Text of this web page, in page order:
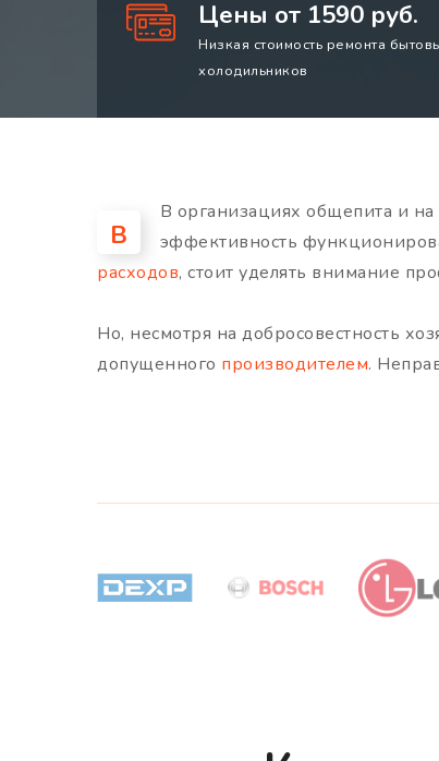
Цены от 1590 руб.
Низкая стоимость ремонта
холодильников
В
В организациях общепита и
эффективность
расходов, стоит уделять внимание
Но, несмотря на добросовестность
допущенного производителем.